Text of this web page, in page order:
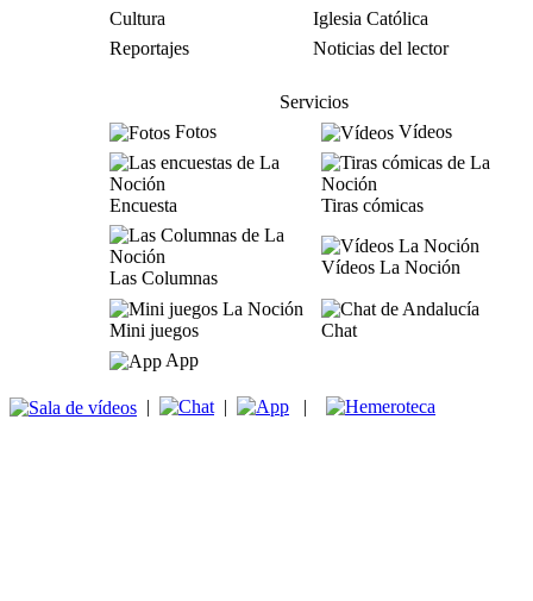
Cultura
Iglesia Católica
Reportajes
Noticias del lector
Servicios
Fotos
Vídeos
Encuesta Tiras cómicas
Las Columnas
Vídeos La Noción
Mini juegos
Chat
App
| | |